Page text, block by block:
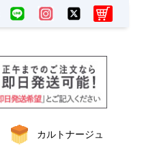
カルトナージュ